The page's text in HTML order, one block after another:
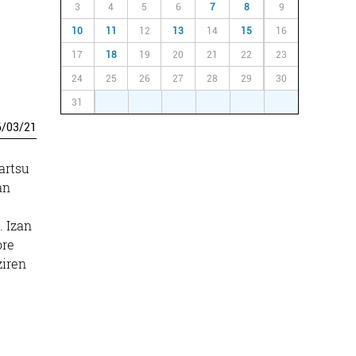
/03/21
Izan
3 4 5 6 7 8 9
10 11 12 13 14 15 16
17 18 19 20 21 22 23
24 25 26 27 28 29 30
31